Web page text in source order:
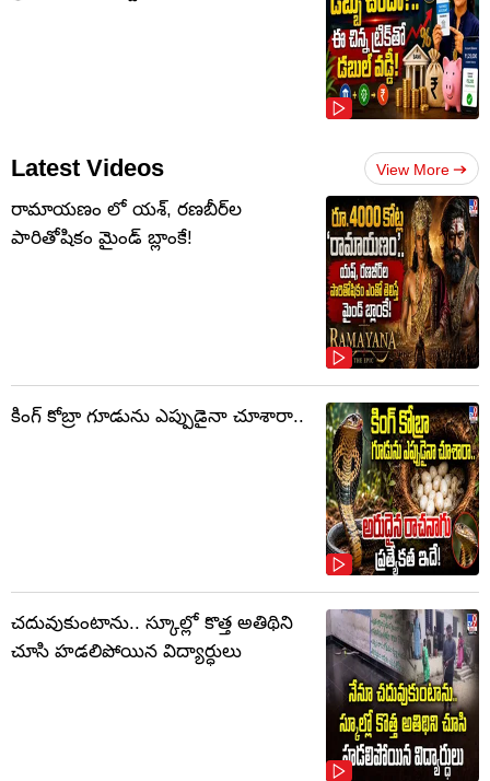
Latest Videos View More
రామాయణం లో యశ్, రణబీర్‌ల
పారితోషికం మైండ్‌ బ్లాంకే!
కింగ్ కోబ్రా గూడును ఎప్పుడైనా చూశారా..
చదువుకుంటాను.. స్కూల్లో కొత్త అతిథిని
చూసి హడలిపోయిన విద్యార్ధులు